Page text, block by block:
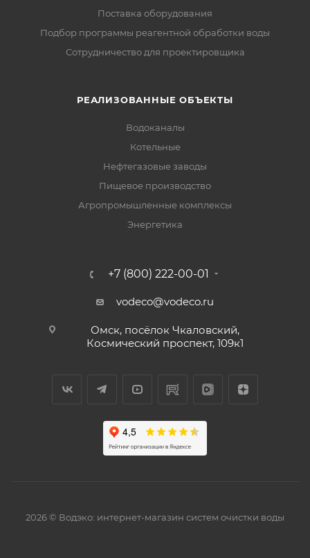
Поставка оборудования
Подбор программы реагентной обработки воды
Сотрудничество для проектировщика
РЕАЛИЗОВАННЫЕ ОБЪЕКТЫ
Водоканалы
Котельные
Нефтегазовые заводы
Пищевое производство
Агропромышленные комплексы
Энергетика
+7 (800) 222-00-01
vodeco@vodeco.ru
Омск, посёлок Чкаловский,
Космический проспект, 109к1
2026 © Водэко: интернет-магазин систем очистки воды